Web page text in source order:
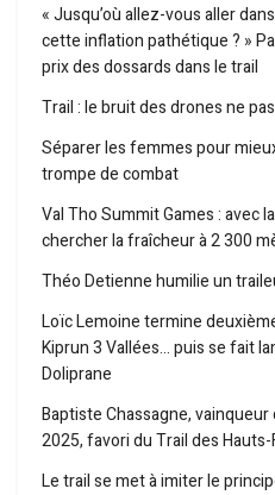
« Jusqu’où allez-vous aller
cette inflation pathétique ? »
prix des dossards dans le trail
Trail : le bruit des drones ne
Séparer les femmes pour
trompe de combat
Val Tho Summit Games : avec
chercher la fraîcheur à 2 300
Théo Detienne humilie un
Loïc Lemoine termine
Kiprun 3 Vallées… puis se fait
Doliprane
Baptiste Chassagne, vainqueur
2025, favori du Trail des
Le trail se met à imiter le